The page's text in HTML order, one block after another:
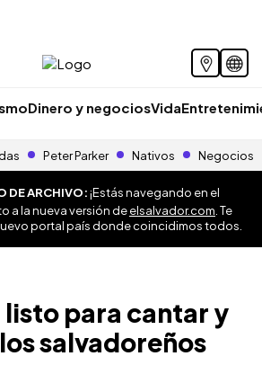
Dinero y negociosVida
Peter Parker Nativos Negocios
DE ARCHIVO:¡Estás navegando en el
a la nueva versión deelsalvador.com . Te
portal país donde coincidimos todos.
listo para cantar y
salvadoreños